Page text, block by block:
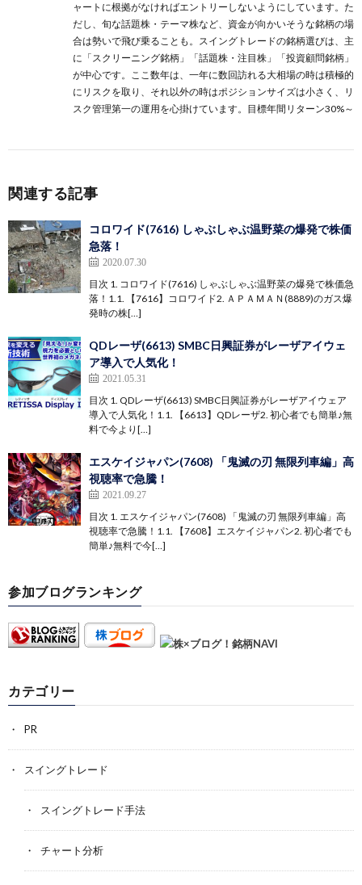
ャートに根拠がなければエントリーしないようにしています。た
だし、旬な話題株・テーマ株など、資金が向かいそうな銘柄の場
合は勢いで飛び乗ることも。スイングトレードの銘柄選びは、主
に 「スクリーニング銘柄」 「話題株・注目株」
「投資顧問銘柄」
が中心です。ここ数年は、一年に数回訪れる大相場の時は積極的
にリスクを取り、それ以外の時はポジションサイズは小さく、リ
スク管理第一の運用を心掛けています。目標年間リターン30%～
関連する記事
コロワイド(7616) しゃぶしゃぶ温野菜の爆発で株価
急落！
2020.07.30
目次 1. コロワイド(7616) しゃぶしゃぶ温野菜の爆発で株価急
落！1.1. 【7616】コロワイド2. ＡＰＡＭＡＮ(8889)のガス爆
発時の株[…]
QDレーザ(6613) SMBC日興証券がレーザアイウェ
ア導入で人気化！
2021.05.31
目次 1. QDレーザ(6613) SMBC日興証券がレーザアイウェア
導入で人気化！1.1. 【6613】QDレーザ2. 初心者でも簡単♪無
料で今より[…]
エスケイジャパン(7608) 「鬼滅の刃 無限列車編」高
視聴率で急騰！
2021.09.27
目次 1. エスケイジャパン(7608) 「鬼滅の刃 無限列車編」高
視聴率で急騰！1.1. 【7608】エスケイジャパン2. 初心者でも
簡単♪無料で今[…]
参加ブログランキング
カテゴリー
PR
スイングトレード
スイングトレード手法
チャート分析